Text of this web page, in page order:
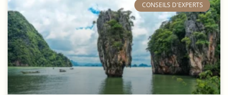
​CONSEILS D'EXPERTS